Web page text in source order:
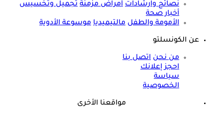
نصائح وارشادات أمراض مزمنة تجميل وتخسيس
أخبار صحة
الأمومة والطفل مالتيميديا موسوعة الأدوية
عن الكونسلتو
من نحن اتصل بنا
احجز إعلانك
سياسة
الخصوصية
مواقعنا الأخرى